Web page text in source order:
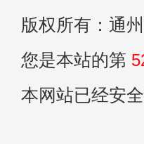
版权所有：通
您是本站的第
本网站已经安